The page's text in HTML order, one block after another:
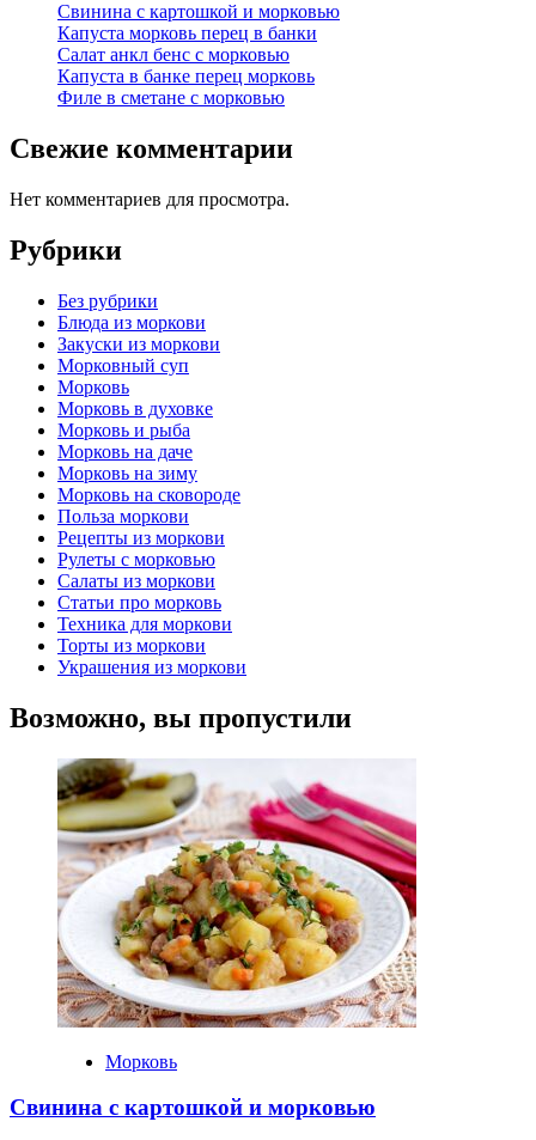
Свинина с картошкой и морковью
Капуста морковь перец в банки
Салат анкл бенс с морковью
Капуста в банке перец морковь
Филе в сметане с морковью
Свежие комментарии
Нет комментариев для просмотра.
Рубрики
Без рубрики
Блюда из моркови
Закуски из моркови
Морковный суп
Морковь
Морковь в духовке
Морковь и рыба
Морковь на даче
Морковь на зиму
Морковь на сковороде
Польза моркови
Рецепты из моркови
Рулеты с морковью
Салаты из моркови
Статьи про морковь
Техника для моркови
Торты из моркови
Украшения из моркови
Возможно, вы пропустили
Морковь
Свинина с картошкой и морковью